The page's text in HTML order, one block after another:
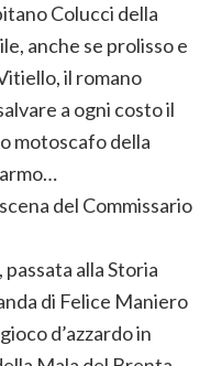
Colucci della
anche se prolisso e
il romano
a ogni costo il
motoscafo della
del Commissario
alla Storia
di Felice Maniero
d’azzardo in